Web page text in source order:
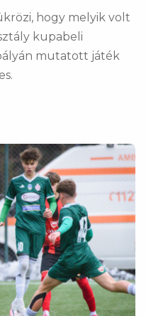
hogy melyik volt
kupabeli
mutatott játék